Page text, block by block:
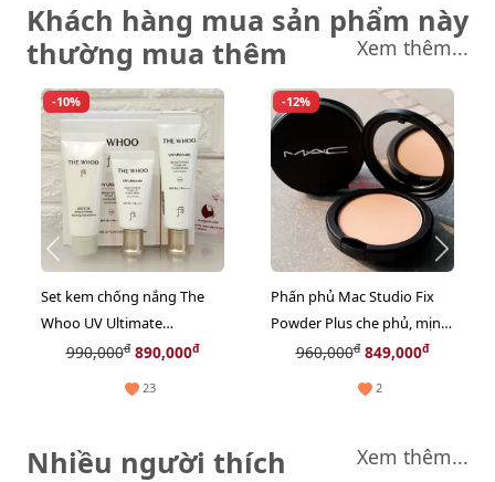
Khách hàng mua sản phẩm này
thường mua thêm
Xem thêm...
-10%
Set kem chống nắng The
Whoo UV Ultimate
Brightening Tone-Up bảo
990,000đ890,000đ
23
-12%
Phấn phủ Mac Studio Fix
Powder Plus che phủ, mịn,
kiềm dầu, #NC20 tự nhiên
960,000đ849,000đ
2
Nhiều người thích Xem thêm...